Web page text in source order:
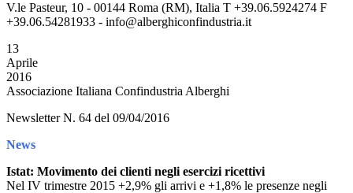
V.le Pasteur, 10 - 00144 Roma (RM), Italia T +39.06.5924274 F
+39.06.54281933 - info@alberghiconfindustria.it
13
Aprile
2016
Associazione Italiana Confindustria Alberghi
Newsletter N. 64 del 09/04/2016
News
Istat: Movimento dei clienti negli esercizi ricettivi
Nel IV trimestre 2015 +2,9% gli arrivi e +1,8% le presenze negli